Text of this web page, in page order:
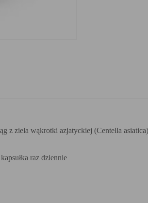
z ziela wąkrotki azjatyckiej (Centella
raz dziennie